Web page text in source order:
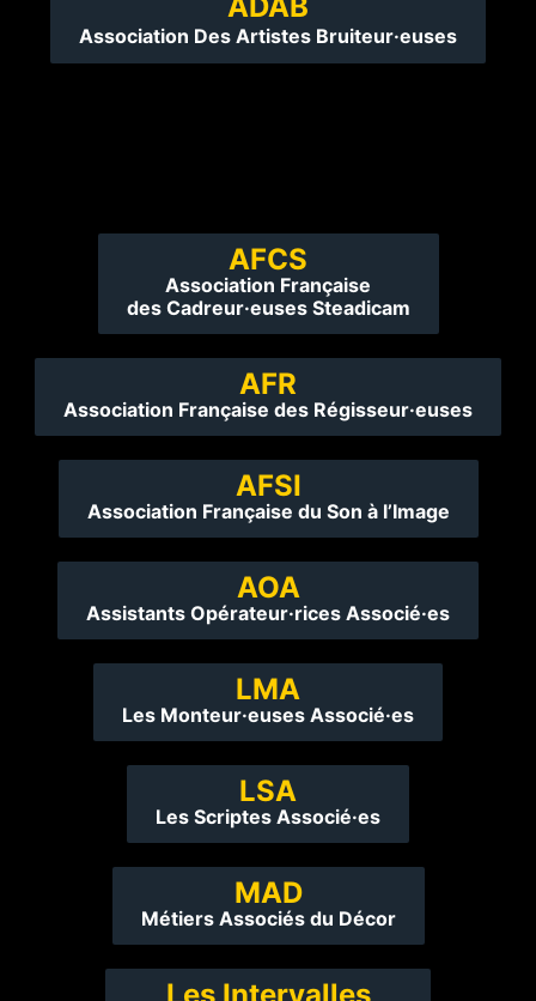
ADAB
Association Des Artistes Bruiteur·euses
AFCS
Association Française
des Cadreur·euses Steadicam
AFR
Association Française des Régisseur·euses
AFSI
Association Française du Son à l’Image
AOA
Assistants Opérateur·rices Associé·es
LMA
Les Monteur·euses Associé·es
LSA
Les Scriptes Associé·es
MAD
Métiers Associés du Décor